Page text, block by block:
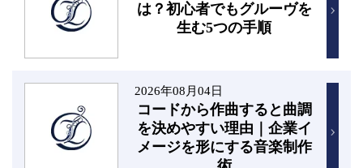
は？初心者でもグルーヴを
生む5つの手順
2026年08月04日
コードから作曲すると曲調
を決めやすい理由｜企業イ
メージを形にする音楽制作